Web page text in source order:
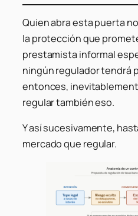
Quien abra esta puerta
la protección que
prestamista informal
ningún regulador tendrá
entonces,
regular también eso.
Y así sucesivamente,
mercado que regular.